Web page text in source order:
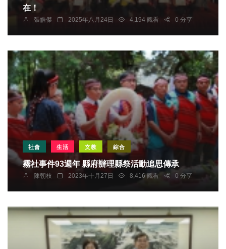
在！
張皓傑 2025年八月24日 4,194 觀看 0 分享
社會 生活 文教 綜合
霧社事件93週年 縣府辦理縣祭活動追思傳承
陳朝枝 2023年十月27日 8,416 觀看 0 分享